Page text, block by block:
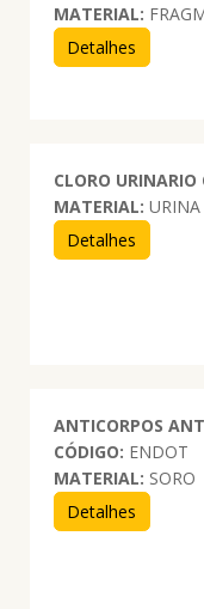
MATERIAL:
Detalhes
CLORO URINARIO
MATERIAL: URINA
Detalhes
ANTICORPOS
CÓDIGO: ENDOT
MATERIAL: SORO
Detalhes